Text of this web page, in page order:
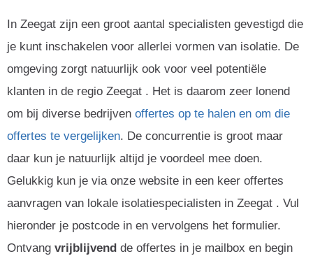
In Zeegat zijn een groot aantal specialisten gevestigd die
je kunt inschakelen voor allerlei vormen van isolatie. De
omgeving zorgt natuurlijk ook voor veel potentiële
klanten in de regio Zeegat . Het is daarom zeer lonend
om bij diverse bedrijven offertes op te halen en om die
offertes te vergelijken. De concurrentie is groot maar
daar kun je natuurlijk altijd je voordeel mee doen.
Gelukkig kun je via onze website in een keer offertes
aanvragen van lokale isolatiespecialisten in Zeegat . Vul
hieronder je postcode in en vervolgens het formulier.
Ontvang vrijblijvend de offertes in je mailbox en begin